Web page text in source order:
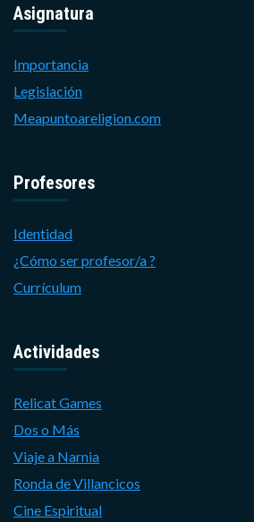
Asignatura
Importancia
Legislación
Meapuntoareligion.com
Profesores
Identidad
¿Cómo ser profesor/a ?
Currículum
Actividades
Relicat Games
Dos o Más
Viaje a Narnia
Ronda de Villancicos
Cine Espiritual